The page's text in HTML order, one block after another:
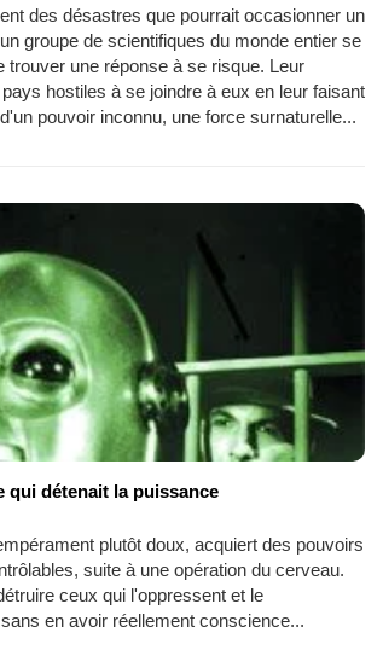
des désastres que pourrait occasionner un
groupe de scientifiques du monde entier se
trouver une réponse à se risque. Leur
hostiles à se joindre à eux en leur faisant
pouvoir inconnu, une force surnaturelle...
qui détenait la puissance
plutôt doux, acquiert des pouvoirs
suite à une opération du cerveau.
ceux qui l'oppressent et le
en avoir réellement conscience...